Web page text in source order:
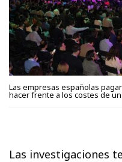
Las empresas españolas
hacer frente a los costes de
Las investigaciones